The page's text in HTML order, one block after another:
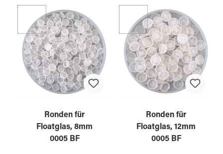
Ronden für
Floatglas, 8mm
0005 BF
Ronden für
Floatglas, 12mm
0005 BF